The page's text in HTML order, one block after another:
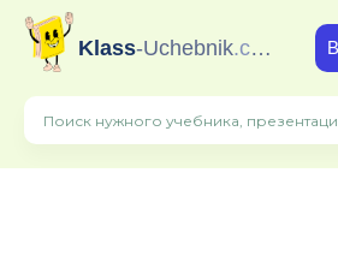
Klass-Uchebnik.com